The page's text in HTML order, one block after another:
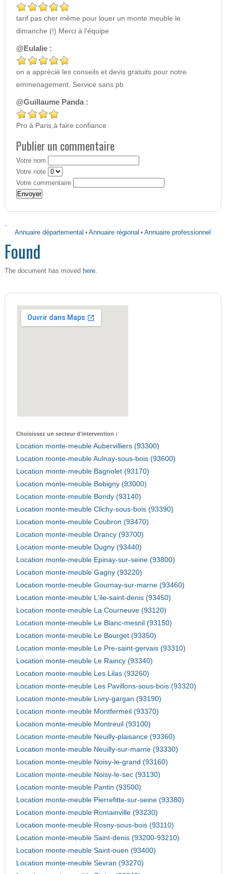
tarif pas cher même pour louer un monte meuble le
dimanche (!) Merci à l'équipe
@Eulalie :
on a apprécié les conseils et devis gratuits pour notre
emmenagement. Service sans pb
@Guillaume Panda :
Pro à Paris,à faire confiance
Publier un commentaire
Votre nom
Votre note
Votre commentaire
-
Annuaire départemental •Annuaire régional •Annuaire professionnel
Found
The document has moved here.
Choisissez un secteur d'intervention :
Location monte-meuble Aubervilliers (93300)
Location monte-meuble Aulnay-sous-bois (93600)
Location monte-meuble Bagnolet (93170)
Location monte-meuble Bobigny (93000)
Location monte-meuble Bondy (93140)
Location monte-meuble Clichy-sous-bois (93390)
Location monte-meuble Coubron (93470)
Location monte-meuble Drancy (93700)
Location monte-meuble Dugny (93440)
Location monte-meuble Epinay-sur-seine (93800)
Location monte-meuble Gagny (93220)
Location monte-meuble Gournay-sur-marne (93460)
Location monte-meuble L'ile-saint-denis (93450)
Location monte-meuble La Courneuve (93120)
Location monte-meuble Le Blanc-mesnil (93150)
Location monte-meuble Le Bourget (93350)
Location monte-meuble Le Pre-saint-gervais (93310)
Location monte-meuble Le Raincy (93340)
Location monte-meuble Les Lilas (93260)
Location monte-meuble Les Pavillons-sous-bois (93320)
Location monte-meuble Livry-gargan (93190)
Location monte-meuble Montfermeil (93370)
Location monte-meuble Montreuil (93100)
Location monte-meuble Neuilly-plaisance (93360)
Location monte-meuble Neuilly-sur-marne (93330)
Location monte-meuble Noisy-le-grand (93160)
Location monte-meuble Noisy-le-sec (93130)
Location monte-meuble Pantin (93500)
Location monte-meuble Pierrefitte-sur-seine (93380)
Location monte-meuble Romainville (93230)
Location monte-meuble Rosny-sous-bois (93110)
Location monte-meuble Saint-denis (93200-93210)
Location monte-meuble Saint-ouen (93400)
Location monte-meuble Sevran (93270)